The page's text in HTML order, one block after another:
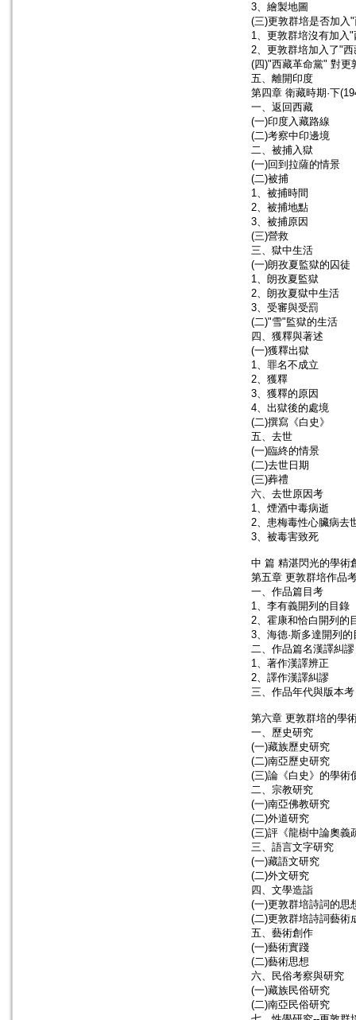
3、繪製地圖
(三)更敦群培是否加入
1、更敦群培沒有加入
2、更敦群培加入了"
(四)"西藏革命黨" 對更
五、離開印度
第四章 衛藏時期·下
一、返回西藏
(一)印度入藏路線
(二)考察中印邊境
二、被捕入獄
(一)回到拉薩的情景
(二)被捕
1、被捕時間
2、被捕地點
3、被捕原因
(三)營救
三、獄中生活
(一)朗孜夏監獄的囚徒
1、朗孜夏監獄
2、朗孜夏獄中生活
3、受審與受罰
(二)"雪"監獄的生活
四、獲釋與著述
(一)獲釋出獄
1、罪名不成立
2、獲釋
3、獲釋的原因
4、出獄後的處境
(二)撰寫《白史》
五、去世
(一)臨終的情景
(二)去世日期
(三)葬禮
六、去世原因考
1、煙酒中毒病逝
2、患梅毒性心臟病去
3、被毒害致死
中 篇 精湛閃光的學術
第五章 更敦群培作品
一、作品篇目考
1、李有義開列的目錄
2、霍康和恰白開列的
3、海德·斯多達開列的
二、作品篇名漢譯糾謬
1、著作漢譯辨正
2、譯作漢譯糾謬
三、作品年代與版本考
第六章 更敦群培的學
一、歷史研究
(一)藏族歷史研究
(二)南亞歷史研究
(三)論《白史》的學術
二、宗教研究
(一)南亞佛教研究
(二)外道研究
(三)評《龍樹中論奧義
三、語言文字研究
(一)藏語文研究
(二)外文研究
四、文學造詣
(一)更敦群培詩詞的思
(二)更敦群培詩詞藝術
五、藝術創作
(一)藝術實踐
(二)藝術思想
六、民俗考察與研究
(一)藏族民俗研究
(二)南亞民俗研究